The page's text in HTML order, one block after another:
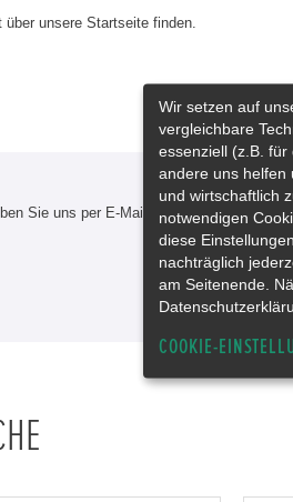
unsere Startseite finden.
Sie uns per E-Mail oder rufen Sie uns an!
Wir setzen auf
vergleichbare
essenziell (z.B. für
andere uns helfen
und wirtschaftlich
notwendigen
diese
nachträglich
am Seitenende.
COOKIE-